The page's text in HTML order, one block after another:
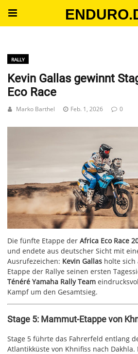
RALLY
Kevin Gallas gewinnt
Eco Race
Marko Barthel Feb. 1, 2026 0
Die fünfte Etappe der Africa Eco Race
und endete aus deutscher Sicht mit
Ausrufezeichen: Kevin Gallas holte sich
Etappe der Rallye seinen ersten
Ténéré Yamaha Rally Team
Kampf um den Gesamtsieg.
Stage 5: Mammut-Etappe von
Stage 5 führte das Fahrerfeld entlang
Atlantikküste von Khnifiss nach Dakhla.